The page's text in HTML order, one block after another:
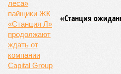
«Станция